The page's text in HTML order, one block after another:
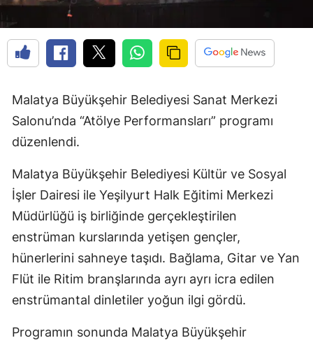
Malatya Büyükşehir Belediyesi Sanat Merkezi
Salonu’nda “Atölye Performansları” programı
düzenlendi.
Malatya Büyükşehir Belediyesi Kültür ve Sosyal
İşler Dairesi ile Yeşilyurt Halk Eğitimi Merkezi
Müdürlüğü iş birliğinde gerçekleştirilen
enstrüman kurslarında yetişen gençler,
hünerlerini sahneye taşıdı. Bağlama, Gitar ve Yan
Flüt ile Ritim branşlarında ayrı ayrı icra edilen
enstrümantal dinletiler yoğun ilgi gördü.
Programın sonunda Malatya Büyükşehir